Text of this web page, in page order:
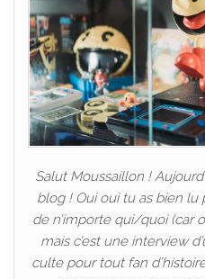
Salut Moussaillon !
blog ! Oui oui tu as bien lu
de n’importe qui/quoi (car
mais c’est une interview
culte pour tout fan